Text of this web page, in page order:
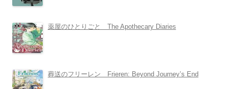
薬屋のひとりごと The Apothecary Diaries
葬送のフリーレン Frieren: Beyond Journey’s End